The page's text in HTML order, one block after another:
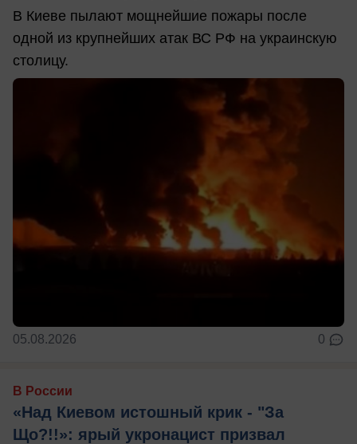
В Киеве пылают мощнейшие пожары после
одной из крупнейших атак ВС РФ на украинскую
столицу.
05.08.2026 0
В России
«Над Киевом истошный крик - "За
Що?!!»: ярый укронацист призвал